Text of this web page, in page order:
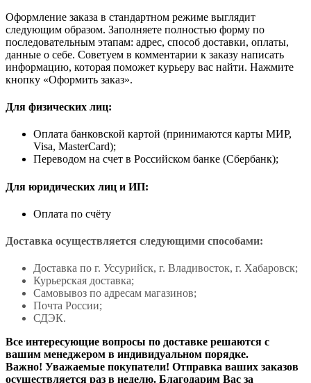
Оформление заказа в стандартном режиме выглядит
следующим образом. Заполняете полностью форму по
последовательным этапам: адрес, способ доставки, оплаты,
данные о себе. Советуем в комментарии к заказу написать
информацию, которая поможет курьеру вас найти. Нажмите
кнопку «Оформить заказ».
Для физических лиц:
Оплата банковской картой (принимаются карты МИР,
Visa, MasterCard);
Переводом на счет в Российском банке (Сбербанк);
Для юридических лиц и ИП:
Оплата по счёту
Доставка осуществляется следующими способами:
Доставка по г. Уссурийск, г. Владивосток, г. Хабаровск;
Курьерская доставка;
Самовывоз по адресам магазинов;
Почта России;
СДЭК.
Все интересующие вопросы по доставке решаются с
вашим менеджером в индивидуальном порядке.
Важно! Уважаемые покупатели! Отправка ваших заказов
осуществляется раз в неделю. Благодарим Вас за